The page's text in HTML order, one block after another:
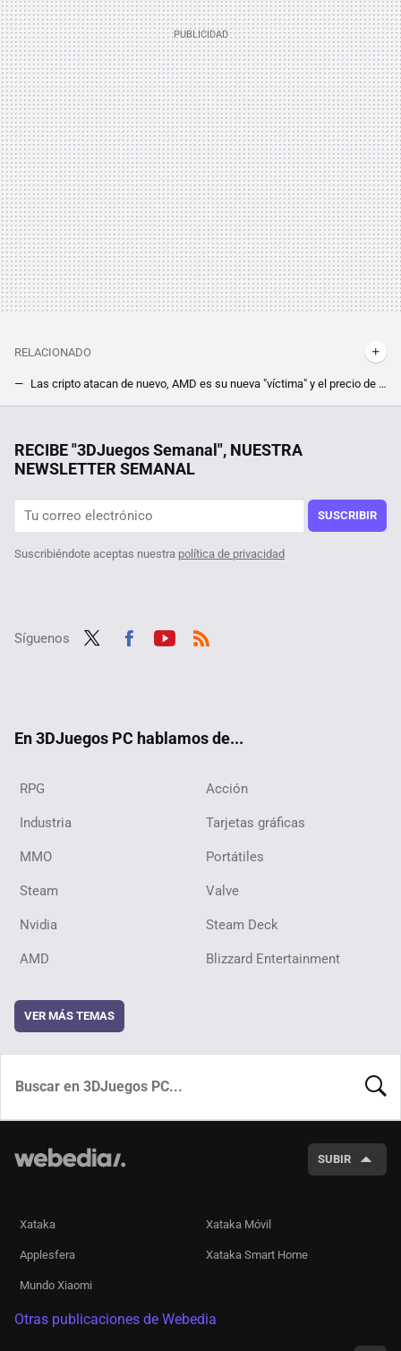
RELACIONADO
Las cripto atacan de nuevo, AMD es su nueva "víctima" y el precio de las CPU podría explotar
La ''instalación'' de su nueva GPU le salió más cara que los 2.000 euros que le costó, así es como no se debe poner algo en un PC
RECIBE "3DJuegos Semanal", NUESTRA
NEWSLETTER SEMANAL
SUSCRIBIR
Suscribiéndote aceptas nuestra política de privacidad
Síguenos
En 3DJuegos PC hablamos de...
RPG Acción
Industria Tarjetas gráficas
MMO Portátiles
Steam Valve
Nvidia Steam Deck
AMD Blizzard Entertainment
VER MÁS TEMAS
SUBIR
Xataka Xataka Móvil
Applesfera Xataka Smart Home
Mundo Xiaomi
Otras publicaciones de Webedia